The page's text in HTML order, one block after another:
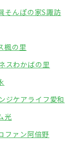
そんぽの家S諏訪
楓の里
スわかばの里
ジケアライフ愛和
光
ファン阿倍野